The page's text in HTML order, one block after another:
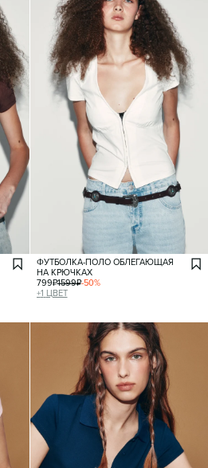
ФУТБОЛКА-ПОЛО ОБЛЕГАЮЩАЯ
НА КРЮЧКАХ
799₽1599₽-50%
+1 ЦВЕТ